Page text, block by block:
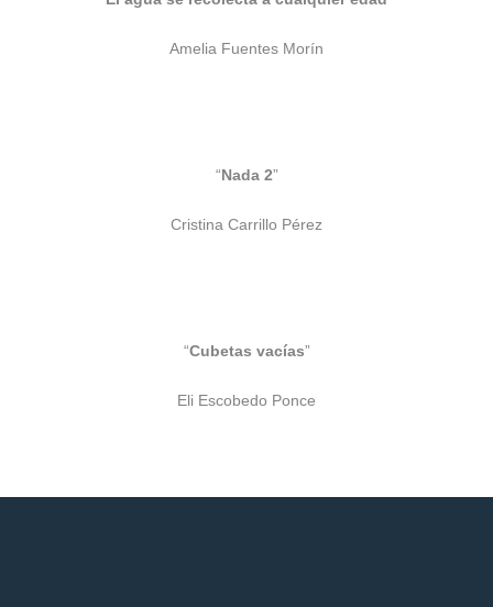
Amelia Fuentes Morín
“ Nada 2”
Cristina Carrillo Pérez
“Cubetas vacías”
Eli Escobedo Ponce